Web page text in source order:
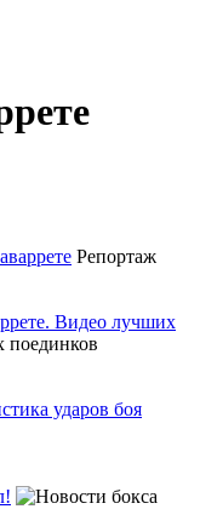
Репортаж
Видео лучших
ударов боя